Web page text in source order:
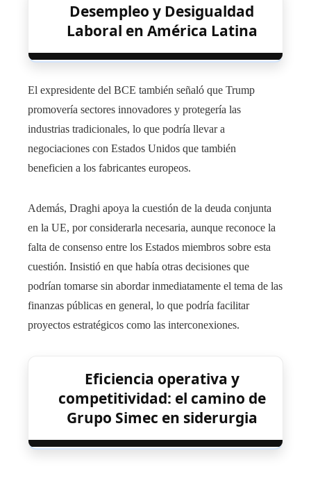
Desempleo y Desigualdad
Laboral en América Latina
El expresidente del BCE también señaló que Trump
promovería sectores innovadores y protegería las
industrias tradicionales, lo que podría llevar a
negociaciones con Estados Unidos que también
beneficien a los fabricantes europeos.
Además, Draghi apoya la cuestión de la deuda conjunta
en la UE, por considerarla necesaria, aunque reconoce la
falta de consenso entre los Estados miembros sobre esta
cuestión. Insistió en que había otras decisiones que
podrían tomarse sin abordar inmediatamente el tema de las
finanzas públicas en general, lo que podría facilitar
proyectos estratégicos como las interconexiones.
Eficiencia operativa y
competitividad: el camino de
Grupo Simec en siderurgia